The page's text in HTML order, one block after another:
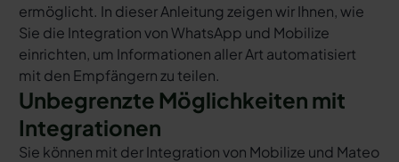
ermöglicht. In dieser Anleitung zeigen wir Ihnen, wie
Sie die Integration von WhatsApp und Mobilize
einrichten, um Informationen aller Art automatisiert
mit den Empfängern zu teilen.
Unbegrenzte Möglichkeiten mit
Integrationen
Sie können mit der Integration von Mobilize und Mateo